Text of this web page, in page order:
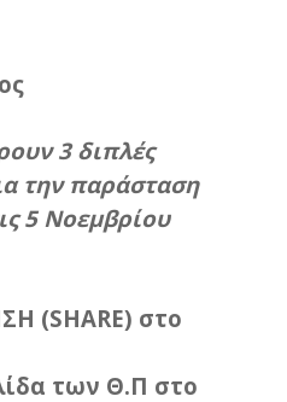
3 διπλές
την παράσταση
5 Νοεμβρίου
(SHARE) στο
των Θ.Π στο